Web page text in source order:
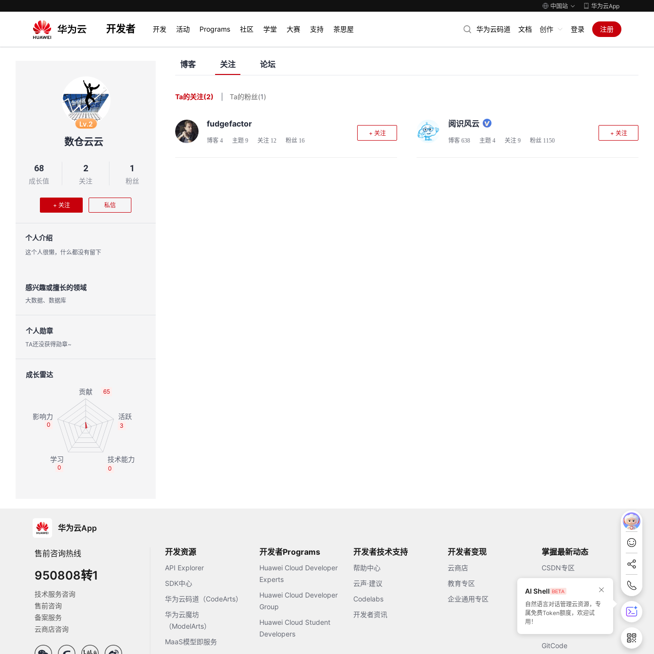
中国站 华为云App
开发者 开发 活动 Programs 社区 学堂 大赛 支持 茶思屋 华为云码道 文档 创作 登录 注册
Lv.2
数仓云云
68
成长值
2
关注
1
粉丝
+ 关注 私信
个人介绍
这个人很懒，什么都没有留下
感兴趣或擅长的领域
大数据、数据库
个人勋章
TA还没获得勋章~
成长雷达
65
3
0
0
0
博客 关注 论坛
Ta的关注(2) Ta的粉丝(1)
fudgefactor
博客 4 主题 9 关注 12 粉丝 16
+ 关注
阅识风云
博客 638 主题 4 关注 9 粉丝 1150
+ 关注
华为云App
售前咨询热线
950808转1
技术服务咨询
售前咨询
备案服务
云商店咨询
开发资源
API Explorer
SDK中心
华为云码道（CodeArts）
华为云魔坊
（ModelArts）
MaaS模型即服务
开发者Programs
Huawei Cloud Developer
Experts
Huawei Cloud Developer
Group
Huawei Cloud Student
Developers
开发者技术支持
帮助中心
云声·建议
Codelabs
开发者资讯
开发者变现
云商店
教育专区
企业通用专区
掌握最新动态
CSDN专区
51CTO
GitCode
AI Shell
自然语言对话管理云资源，专
属免费Token额度，欢迎试
用！